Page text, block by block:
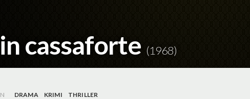
cassaforte (1968)
DRAMA KRIMI
THRILLER